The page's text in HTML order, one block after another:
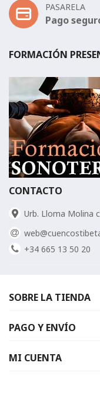
PASARELA
Pago
FORMACIÓN
CONTACTO
Urb. Lloma Molina
+34 665 13 50 20
SOBRE LA TIENDA
PAGO Y ENVÍO
MI CUENTA